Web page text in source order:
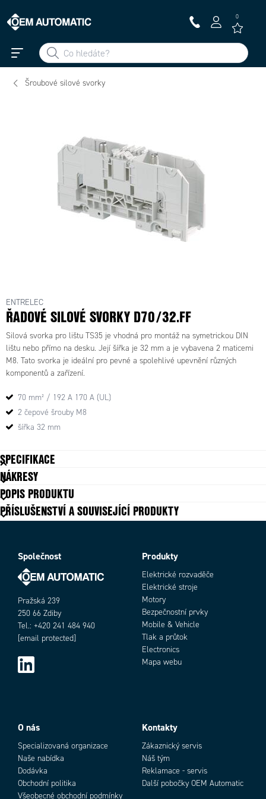
0
Šroubové silové svorky
ENTRELEC
ŘADOVÉ SILOVÉ SVORKY D70/32.FF
Silová svorka pro lištu TS35 je vhodná pro montáž na symetrickou DIN
lištu nebo přímo na desku. Její šířka je 32 mm a je vybavena 2 maticemi
M8. Tato svorka je ideální pro pevné a spolehlivé upevnění různých
komponentů a zařízení.
70 mm² / 192 A 170 A (UL)
2 čepové šrouby M8
šířka 32 mm
SPECIFIKACE
Barva
Hloubka 140 mm
Jmenovitý proud dle IEC 192 A
Jmenovitý průřez dle IEC
Max. průřez laněného vodiče dle IEC 70 mm²
Max. průřez pevného vodiče dle IEC 95 mm²
Max. utahovací moment 12
Min. průřez laněného vodiče dle IEC 6 mm²
Min. průřez pevného vodiče dle IEC 6 mm²
Počet připojení 2 ks
NÁKRESY
POPIS PRODUKTU
PŘÍSLUŠENSTVÍ A SOUVISEJÍCÍ PRODUKTY
Společnost
Pražská 239
250 66 Zdiby
Tel.: +420 241 484 940
[email protected]
Produkty
Elektrické rozvaděče
Elektrické stroje
Motory
Bezpečnostní prvky
Mobile & Vehicle
Tlak a průtok
Electronics
Mapa webu
O nás
Specializovaná organizace
Naše nabídka
Dodávka
Obchodní politika
Všeobecné obchodní podmínky
Kontakty
Zákaznický servis
Náš tým
Reklamace - servis
Další pobočky OEM Automatic